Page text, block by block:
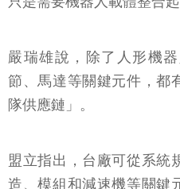
嚴瑞雄說，除了人形機
節、馬達等關鍵元件，都
隊供應鏈」。
盟立指出，台廠可從系統
造、模組和減速機等關鍵